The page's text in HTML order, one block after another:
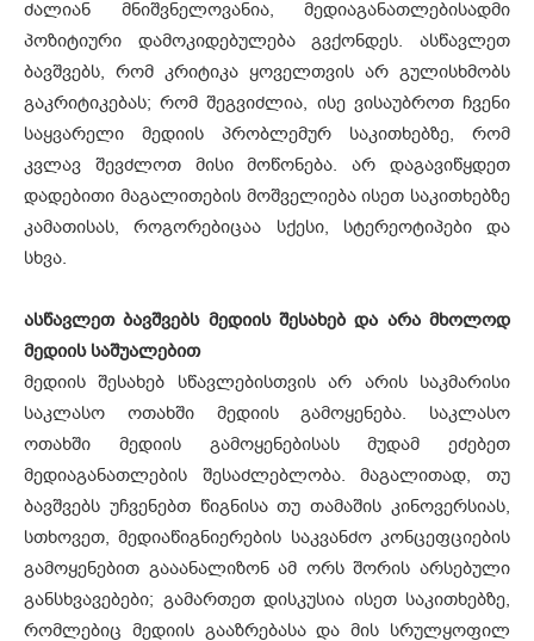
ძალიან მნიშვნელოვანია, მედიაგანათლებისადმი
პოზიტიური დამოკიდებულება გვქონდეს. ასწავლეთ
ბავშვებს, რომ კრიტიკა ყოველთვის არ გულისხმობს
გაკრიტიკებას; რომ შეგვიძლია, ისე ვისაუბროთ ჩვენი
საყვარელი მედიის პრობლემურ საკითხებზე, რომ
კვლავ შევძლოთ მისი მოწონება. არ დაგავიწყდეთ
დადებითი მაგალითების მოშველიება ისეთ საკითხებზე
კამათისას, როგორებიცაა სქესი, სტერეოტიპები და
სხვა.
ასწავლეთ ბავშვებს მედიის შესახებ და არა მხოლოდ
მედიის საშუალებით
მედიის შესახებ სწავლებისთვის არ არის საკმარისი
საკლასო ოთახში მედიის გამოყენება. საკლასო
ოთახში მედიის გამოყენებისას მუდამ ეძებეთ
მედიაგანათლების შესაძლებლობა. მაგალითად, თუ
ბავშვებს უჩვენებთ წიგნისა თუ თამაშის კინოვერსიას,
სთხოვეთ, მედიაწიგნიერების საკვანძო კონცეფციების
გამოყენებით გააანალიზონ ამ ორს შორის არსებული
განსხვავებები; გამართეთ დისკუსია ისეთ საკითხებზე,
რომლებიც მედიის გააზრებასა და მის სრულყოფილ